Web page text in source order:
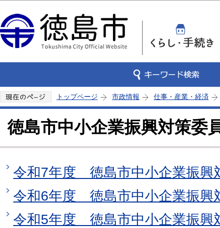
トップページ 市政情報 仕事・産業・経済
徳島市中小企業振興対策委
令和7年度 徳島市中小企業振興
令和6年度 徳島市中小企業振興
令和5年度 徳島市中小企業振興